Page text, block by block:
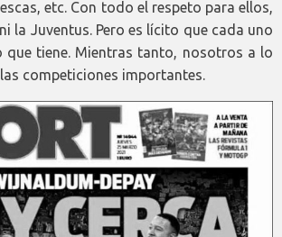
etc. Con todo el respeto para ellos,
la Juventus. Pero es lícito que cada uno
que tiene. Mientras tanto, nosotros a lo
competiciones importantes.